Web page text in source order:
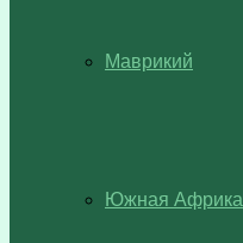
Маврикий
Южная Африка